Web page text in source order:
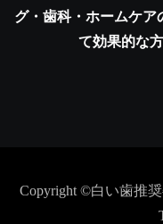
グ・歯科・ホームケア
て効果的な
Copyright ©白い歯推奨